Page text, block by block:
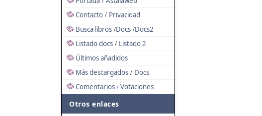
Contacto / Privacidad
Busca libros /Docs /Docs2
Listado docs / Listado 2
Últimos añadidos
Más descargados / Docs
Comentarios / Votaciones
Otros enlaces